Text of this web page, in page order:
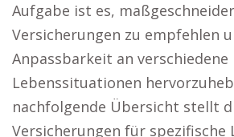
Aufgabe ist es,
Versicherungen zu empfehlen
Anpassbarkeit an verschiedene
Lebenssituationen
nachfolgende Übersicht stellt
Versicherungen für spezifische